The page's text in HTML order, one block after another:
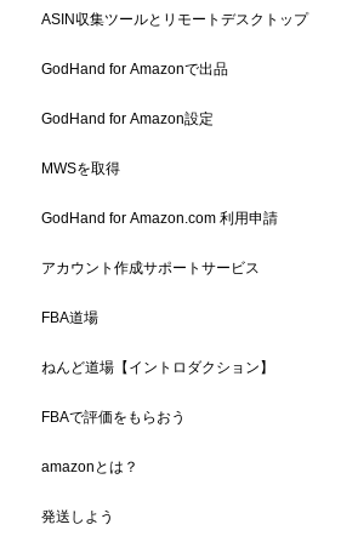
ASIN収集ツールとリモートデスクトップ
GodHand for Amazonで出品
GodHand for Amazon設定
MWSを取得
GodHand for Amazon.com 利用申請
アカウント作成サポートサービス
FBA道場
ねんど道場【イントロダクション】
FBAで評価をもらおう
amazonとは？
発送しよう